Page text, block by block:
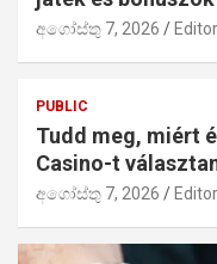
අගෝස්තු 7, 2026 Editor
PUBLIC
Tudd meg, miért
Casino-t
අගෝස්තු 7, 2026 Editor